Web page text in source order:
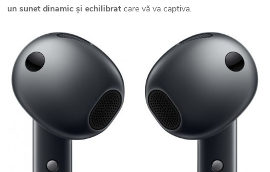
un sunet dinamic și echilibrat care vă va captiva.